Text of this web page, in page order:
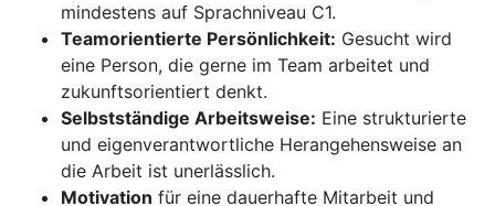
mindestens auf Sprachniveau C1.
Teamorientierte Persönlichkeit: Gesucht wird
eine Person, die gerne im Team arbeitet und
zukunftsorientiert denkt.
Selbstständige Arbeitsweise: Eine strukturierte
und eigenverantwortliche Herangehensweise an
die Arbeit ist unerlässlich.
Motivation für eine dauerhafte Mitarbeit und